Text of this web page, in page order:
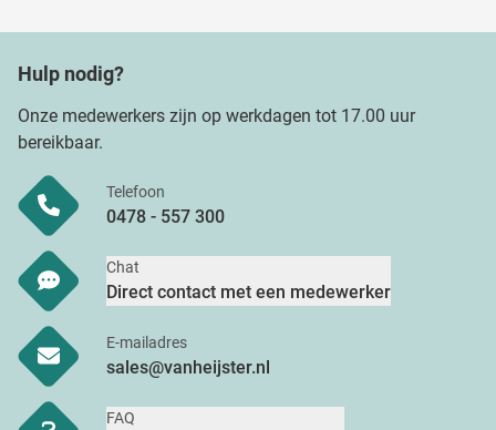
Hulp nodig?
Onze medewerkers zijn op werkdagen tot 17.00 uur
bereikbaar.
Telefoon
0478 - 557 300
Chat
Direct contact met een medewerker
E-mailadres
sales@vanheijster.nl
FAQ